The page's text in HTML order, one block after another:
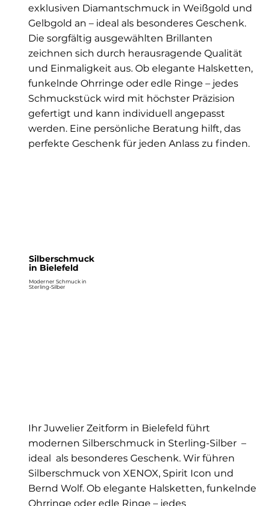
exklusiven Diamantschmuck in Weißgold und
Gelbgold an – ideal als besonderes Geschenk.
Die sorgfältig ausgewählten Brillanten
zeichnen sich durch herausragende Qualität
und Einmaligkeit aus. Ob elegante Halsketten,
funkelnde Ohrringe oder edle Ringe – jedes
Schmuckstück wird mit höchster Präzision
gefertigt und kann individuell angepasst
werden. Eine persönliche Beratung hilft, das
perfekte Geschenk für jeden Anlass zu finden.
Silberschmuck
in Bielefeld
Moderner Schmuck in
Sterling-Silber
Ihr Juwelier Zeitform in Bielefeld führt
modernen Silberschmuck in Sterling-Silber –
ideal als besonderes Geschenk. Wir führen
Silberschmuck von XENOX, Spirit Icon und
Bernd Wolf. Ob elegante Halsketten, funkelnde
Ohrringe oder edle Ringe – jedes